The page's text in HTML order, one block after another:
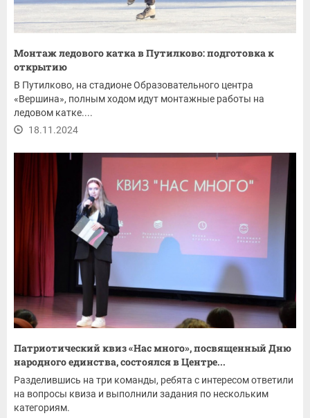
Монтаж ледового катка в Путилково: подготовка к
открытию
В Путилково, на стадионе Образовательного центра
«Вершина», полным ходом идут монтажные работы на
ледовом катке....
18.11.2024
Патриотический квиз «Нас много», посвященный Дню
народного единства, состоялся в Центре...
Разделившись на три команды, ребята с интересом ответили
на вопросы квиза и выполнили задания по нескольким
категориям.